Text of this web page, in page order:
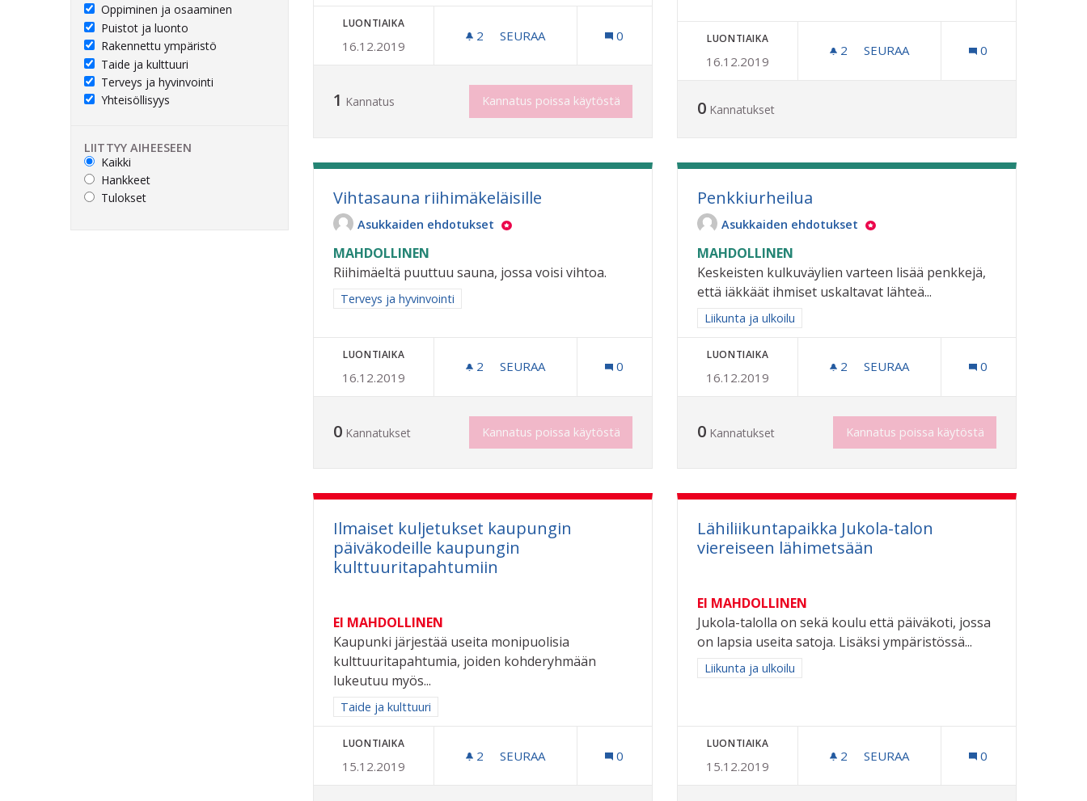
Oppiminen ja osaaminen
Puistot ja luonto
Rakennettu ympäristö
Taide ja kulttuuri
Terveys ja hyvinvointi
Yhteisöllisyys
LIITTYY AIHEESEEN
Kaikki
Hankkeet
Tulokset
LUONTIAIKA
16.12.2019
2 2 SEURAAJAA
SEURAA
TAPAHTUMIEN JÄRJESTÄMINEN KIERRÄTYSKESKUKSELLA
0
1 Kannatus Kannatus poissa käytöstä
LUONTIAIKA
16.12.2019
2 2 SEURAAJAA
SEURAA 0
0 Kannatukset
Vihtasauna riihimäkeläisille
Asukkaiden ehdotukset
MAHDOLLINEN
Riihimäeltä puuttuu sauna, jossa voisi vihtoa.
Rajaa tulokset aihepiirin mukaan: Terveys ja hyvinvointi
Terveys ja hyvinvointi
LUONTIAIKA
16.12.2019
2 2 SEURAAJAA
SEURAA 0
0 Kannatukset Kannatus poissa käytöstä
Penkkiurheilua
Asukkaiden ehdotukset
MAHDOLLINEN
Keskeisten kulkuväylien varteen lisää penkkejä,
että iäkkäät ihmiset uskaltavat lähteä...
Rajaa tulokset aihepiirin mukaan: Liikunta ja ulkoilu
Liikunta ja ulkoilu
LUONTIAIKA
16.12.2019
2 2 SEURAAJAA
SEURAA 0
0 Kannatukset Kannatus poissa käytöstä
Ilmaiset kuljetukset kaupungin
päiväkodeille kaupungin
kulttuuritapahtumiin
EI MAHDOLLINEN
Kaupunki järjestää useita monipuolisia
kulttuuritapahtumia, joiden kohderyhmään
lukeutuu myös...
Rajaa tulokset aihepiirin mukaan: Taide ja kulttuuri
Taide ja kulttuuri
LUONTIAIKA
15.12.2019
2 2 SEURAAJAA
SEURAA
ILMAISET KULJETUKSET KAUPUNGIN PÄIVÄKODEILLE KAUPUNGIN KULTTUURITAPAHTUMIIN
0
Lähiliikuntapaikka Jukola-talon
viereiseen lähimetsään
EI MAHDOLLINEN
Jukola-talolla on sekä koulu että päiväkoti, jossa
on lapsia useita satoja. Lisäksi ympäristössä...
Rajaa tulokset aihepiirin mukaan: Liikunta ja ulkoilu
Liikunta ja ulkoilu
LUONTIAIKA
15.12.2019
2 2 SEURAAJAA
SEURAA 0